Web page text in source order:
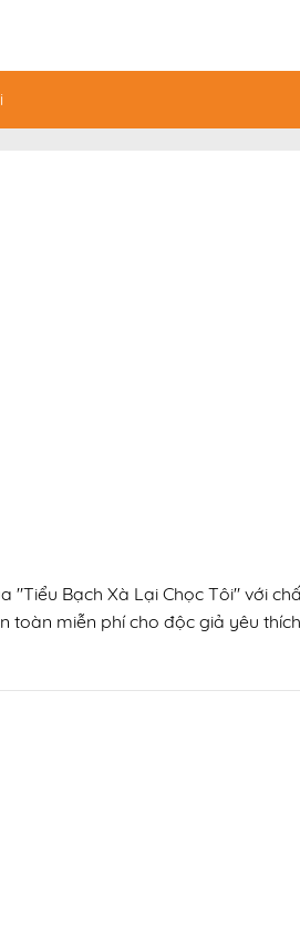
Bạch Xà Lại Chọc Tôi" với
miễn phí cho độc giả yêu